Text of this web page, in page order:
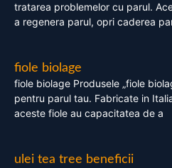
tratarea problemelor cu parul.
a regenera parul, opri caderea
fiole biolage
fiole biolage Produsele „fiole
pentru parul tau. Fabricate in
aceste fiole au capacitatea de a
ulei tea tree beneficii